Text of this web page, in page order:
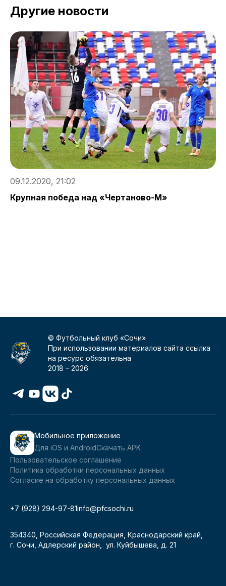
Другие новости
09.12.2020, 21:02
Крупная победа над «Чертаново-М»
© Футбольный клуб «Сочи»
При использовании материалов сайта ссылка
на ресурс обязательна
2018 –2026
Мобильное приложение
Для iOS и AndroidСкачать APK
Пользовательское соглашение
Политика обработки персональных данных
Согласие на обработку персональных данных
+7 (928) 294-97-81info@pfcsochi.ru
354340, Российская Федерация, Краснодарский край,
г. Сочи, Адлерский район, ул. Куйбышева, д. 21